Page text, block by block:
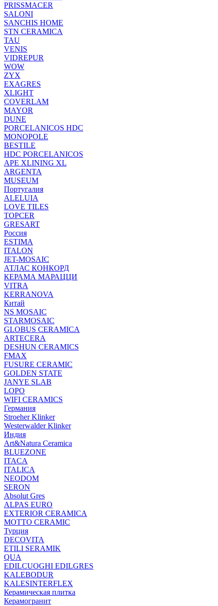
PRISSMACER
SALONI
SANCHIS HOME
STN CERAMICA
TAU
VENIS
VIDREPUR
WOW
ZYX
EXAGRES
XLIGHT
COVERLAM
MAYOR
DUNE
PORCELANICOS HDC
MONOPOLE
BESTILE
HDC PORCELANICOS
APE XLINING XL
ARGENTA
MUSEUM
Португалия
ALELUIA
LOVE TILES
TOPCER
GRESART
Россия
ESTIMA
ITALON
JET-MOSAIC
АТЛАС КОНКОРД
КЕРАМА МАРАЦЦИ
VITRA
KERRANOVA
Китай
NS MOSAIC
STARMOSAIC
GLOBUS CERAMICA
ARTECERA
DESHUN CERAMICS
FMAX
FUSURE CERAMIC
GOLDEN STATE
JANYE SLAB
LOPO
WIFI CERAMICS
Германия
Stroeher Klinker
Westerwalder Klinker
Индия
Art&Natura Ceramica
BLUEZONE
ITACA
ITALICA
NEODOM
SERON
Absolut Gres
ALPAS EURO
EXTERIOR CERAMICA
MOTTO CERAMIC
Турция
DECOVITA
ETILI SERAMIK
QUA
EDILCUOGHI EDILGRES
KALEBODUR
KALESINTERFLEX
Керамическая плитка
Керамогранит